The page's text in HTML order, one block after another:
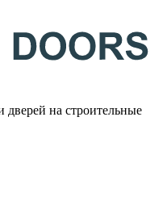
дверей на строительные